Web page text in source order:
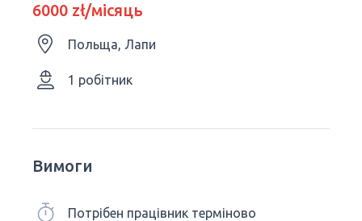
6000 zł/місяць
Польща, Лапи
1 робітник
Вимоги
Потрібен працівник терміново